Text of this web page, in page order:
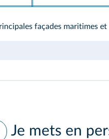
façades maritimes
Je mets en